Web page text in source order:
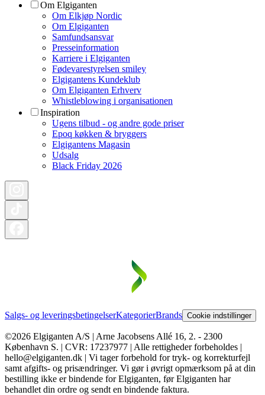
Om Elgiganten
Om Elkjøp Nordic
Om Elgiganten
Samfundsansvar
Presseinformation
Karriere i Elgiganten
Fødevarestyrelsen smiley
Elgigantens Kundeklub
Om Elgiganten Erhverv
Whistleblowing i organisationen
Inspiration
Ugens tilbud - og andre gode priser
Epoq køkken & bryggers
Elgigantens Magasin
Udsalg
Black Friday 2026
Salgs- og leveringsbetingelserKategorierBrands Cookie indstillinger
©2026 Elgiganten A/S | Arne Jacobsens Allé 16, 2. - 2300
København S. | CVR: 17237977 | Alle rettigheder forbeholdes |
hello@elgiganten.dk | Vi tager forbehold for tryk- og korrekturfejl
samt afgifts- og prisændringer. Vi gør i øvrigt opmærksom på at din
bestilling ikke er bindende for Elgiganten, før Elgiganten har
behandlet din ordre og sendt en bindende faktura.